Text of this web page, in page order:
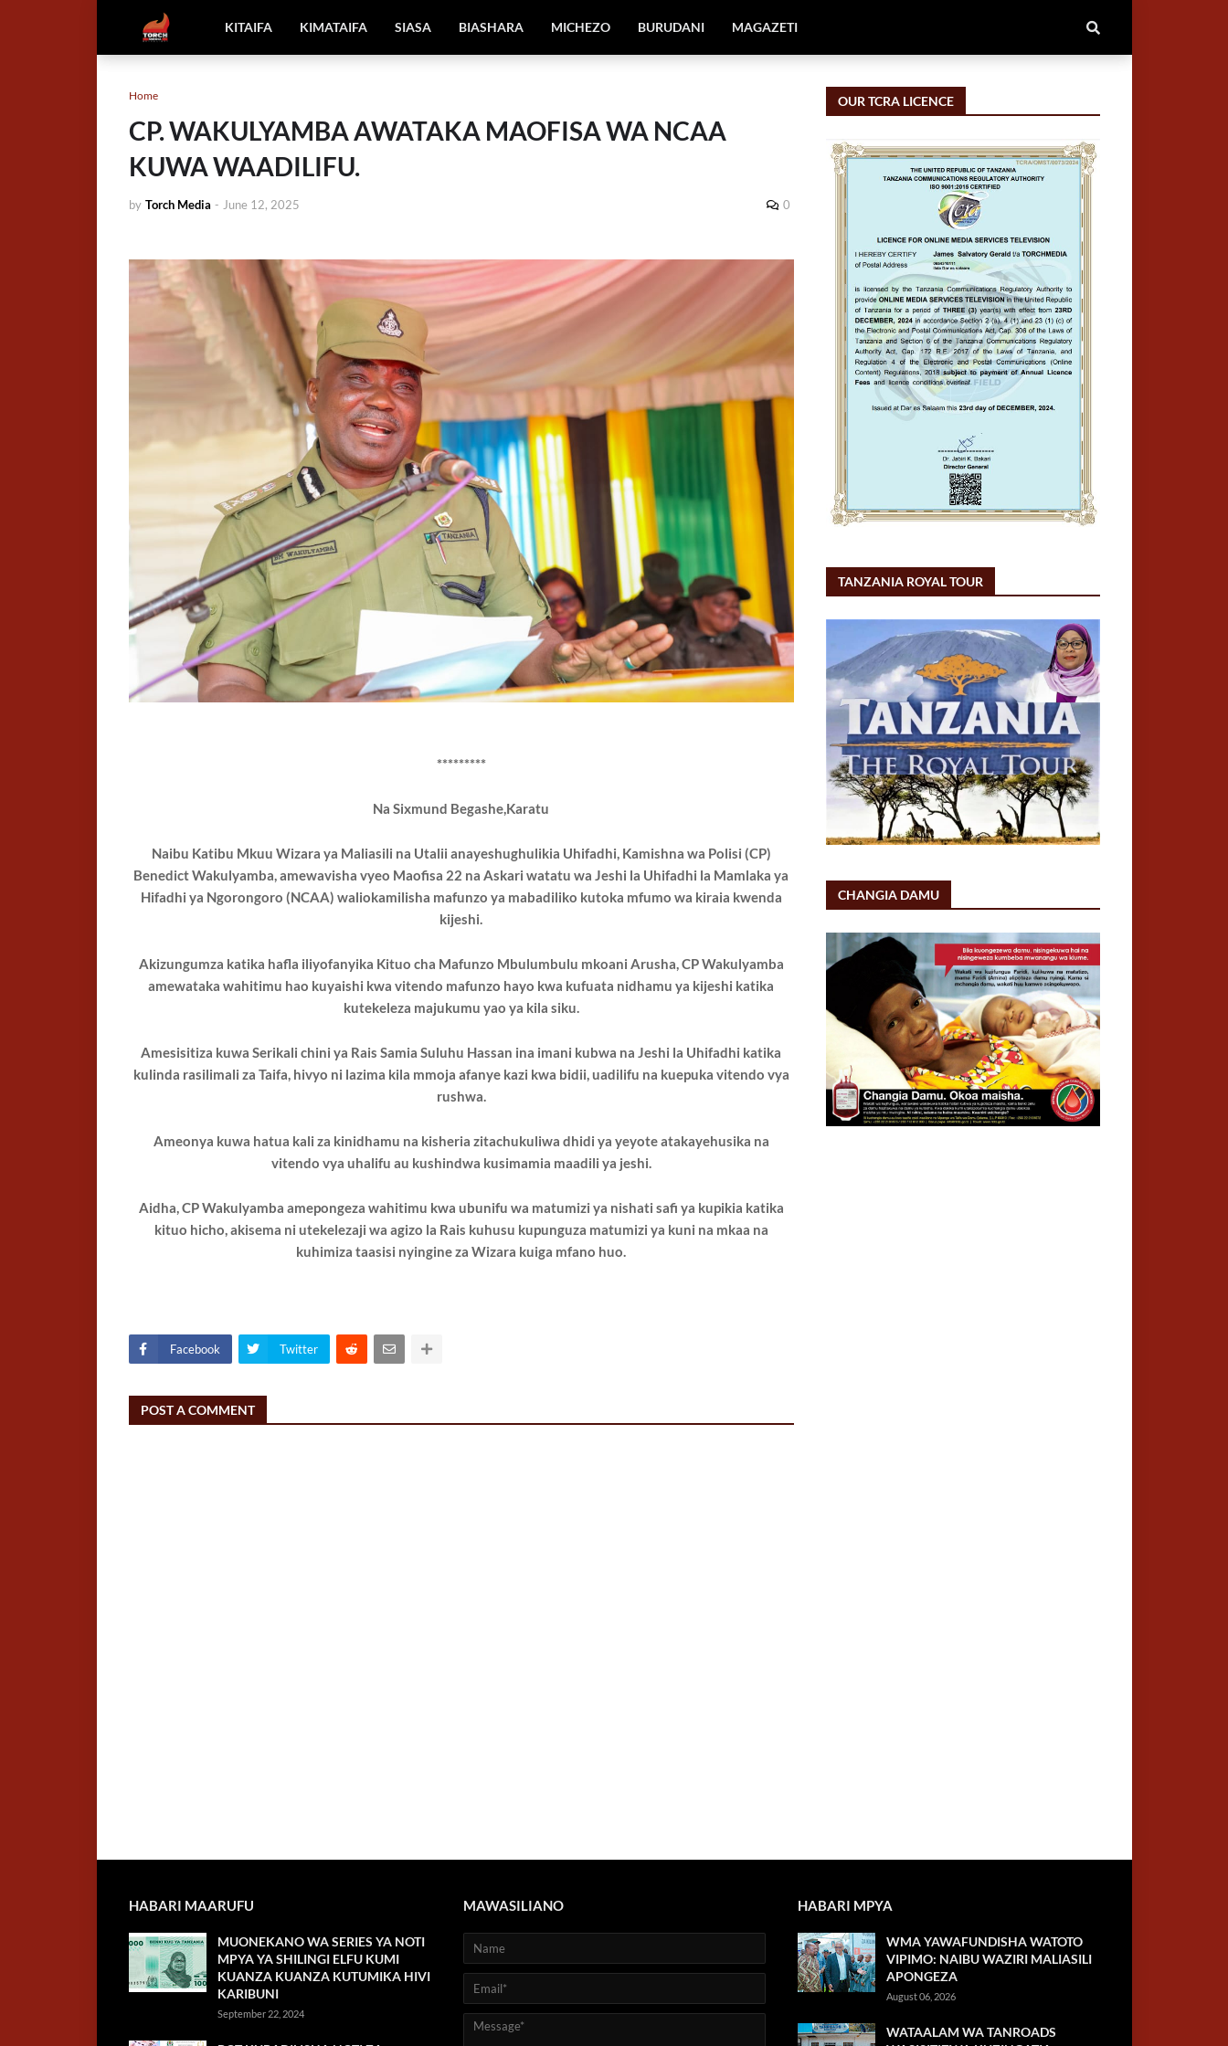
KITAIFA KIMATAIFA SIASA BIASHARA MICHEZO BURUDANI MAGAZETI
Home
CP. WAKULYAMBA AWATAKA MAOFISA WA NCAA
KUWA WAADILIFU.
by Torch Media - June 12, 2025 0
*********
Na Sixmund Begashe,Karatu
Naibu Katibu Mkuu Wizara ya Maliasili na Utalii anayeshughulikia Uhifadhi, Kamishna wa Polisi (CP)
Benedict Wakulyamba, amewavisha vyeo Maofisa 22 na Askari watatu wa Jeshi la Uhifadhi la Mamlaka ya
Hifadhi ya Ngorongoro (NCAA) waliokamilisha mafunzo ya mabadiliko kutoka mfumo wa kiraia kwenda
kijeshi.
Akizungumza katika hafla iliyofanyika Kituo cha Mafunzo Mbulumbulu mkoani Arusha, CP Wakulyamba
amewataka wahitimu hao kuyaishi kwa vitendo mafunzo hayo kwa kufuata nidhamu ya kijeshi katika
kutekeleza majukumu yao ya kila siku.
Amesisitiza kuwa Serikali chini ya Rais Samia Suluhu Hassan ina imani kubwa na Jeshi la Uhifadhi katika
kulinda rasilimali za Taifa, hivyo ni lazima kila mmoja afanye kazi kwa bidii, uadilifu na kuepuka vitendo vya
rushwa.
Ameonya kuwa hatua kali za kinidhamu na kisheria zitachukuliwa dhidi ya yeyote atakayehusika na
vitendo vya uhalifu au kushindwa kusimamia maadili ya jeshi.
Aidha, CP Wakulyamba amepongeza wahitimu kwa ubunifu wa matumizi ya nishati safi ya kupikia katika
kituo hicho, akisema ni utekelezaji wa agizo la Rais kuhusu kupunguza matumizi ya kuni na mkaa na
kuhimiza taasisi nyingine za Wizara kuiga mfano huo.
Facebook Twitter
POST A COMMENT
OUR TCRA LICENCE
TANZANIA ROYAL TOUR
CHANGIA DAMU
HABARI MAARUFU
MUONEKANO WA SERIES YA NOTI
MPYA YA SHILINGI ELFU KUMI
KUANZA KUANZA KUTUMIKA HIVI
KARIBUNI
September 22, 2024
MAWASILIANO HABARI MPYA
WMA YAWAFUNDISHA WATOTO
VIPIMO: NAIBU WAZIRI MALIASILI
APONGEZA
August 06, 2026
WATAALAM WA TANROADS